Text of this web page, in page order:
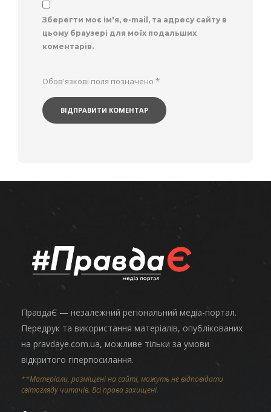
Зберегти моє ім'я, e-mail, та адресу сайту в
цьому браузері для моїх подальших
коментарів.
Обов'язкові поля позначено *
ПравдаЄ — незалежний регіональний медіа-портал.
Передрук та використання матеріалів, опублікованих
на pravdaye.com.ua, можливе тільки за умови
відкритого гіперпосилання.
**Матеріали, розміщені на сайті, можуть не відповідати
світогляду читачів. Всі права захищені.